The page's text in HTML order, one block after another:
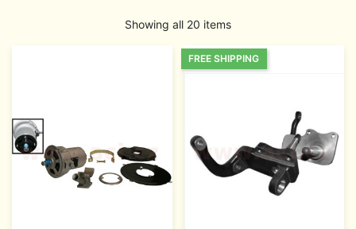
Showing all 20 items
FREE SHIPPING